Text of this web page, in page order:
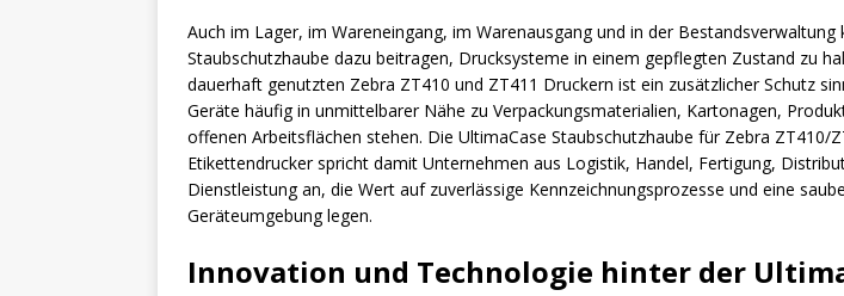
Auch im Lager, im Wareneingang, im Warenausgang und in der Bestandsverwaltung
Staubschutzhaube dazu beitragen, Drucksysteme in einem gepflegten Zustand zu
dauerhaft genutzten Zebra ZT410 und ZT411 Druckern ist ein zusätzlicher Schutz
Geräte häufig in unmittelbarer Nähe zu Verpackungsmaterialien, Kartonagen,
offenen Arbeitsflächen stehen. Die UltimaCase Staubschutzhaube für Zebra ZT410/
Etikettendrucker spricht damit Unternehmen aus Logistik, Handel, Fertigung,
Dienstleistung an, die Wert auf zuverlässige Kennzeichnungsprozesse und eine
Geräteumgebung legen.
Innovation und Technologie hinter der